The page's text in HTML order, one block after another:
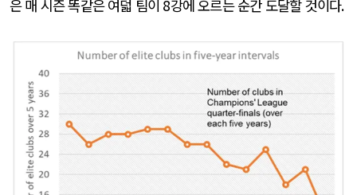
은 매 시즌 똑같은 여덟 팀이 8강에 오르는 순간 도달할 것이다.